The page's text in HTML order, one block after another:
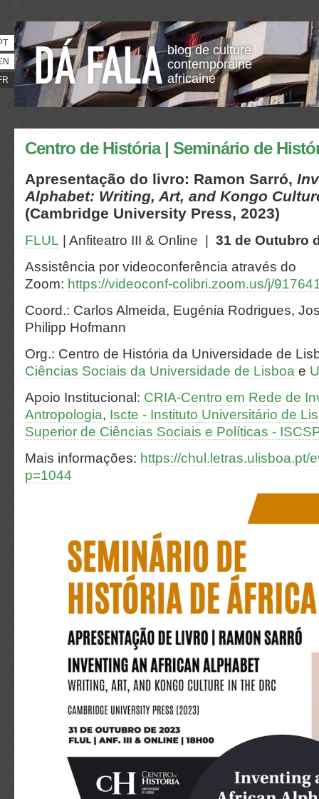
blog de culture
contemporaine
africaine
Centro de História | Seminário de
Apresentação do livro: Ramon Sarró,
Alphabet: Writing, Art, and Kongo
(Cambridge University Press, 2023)
FLUL | Anfiteatro III & Online | 31 de Outubro
Assistência por videoconferência através do
Zoom: https://videoconf-colibri.zoom.us/j/
Coord.: Carlos Almeida, Eugénia Rodrigues,
Philipp Hofmann
Org.: Centro de História da Universidade de
Ciências Sociais da Universidade de Lisboa e
Apoio Institucional: CRIA-Centro em Rede de
Antropologia, Iscte - Instituto Universitário de
Superior de Ciências Sociais e Políticas -
Mais informações: https://chul.letras.ulisboa.pt/
p=1044